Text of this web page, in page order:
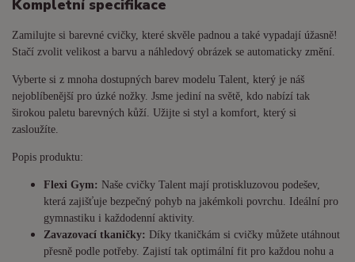
Kompletní specifikace
Zamilujte si barevné cvičky, které skvěle padnou a také vypadají úžasně!
Stačí zvolit velikost a barvu a náhledový obrázek se automaticky změní.
Vyberte si z mnoha dostupných barev modelu Talent, který je náš
nejoblíbenější pro úzké nožky. Jsme jediní na světě, kdo nabízí tak
širokou paletu barevných kůží. Užijte si styl a komfort, který si
zasloužíte.
Popis produktu:
Flexi Gym: Naše cvičky Talent mají protiskluzovou podešev,
která zajišťuje bezpečný pohyb na jakémkoli povrchu. Ideální pro
gymnastiku i každodenní aktivity.
Zavazovací tkaničky: Díky tkaničkám si cvičky můžete utáhnout
přesně podle potřeby. Zajistí tak optimální fit pro každou nohu a